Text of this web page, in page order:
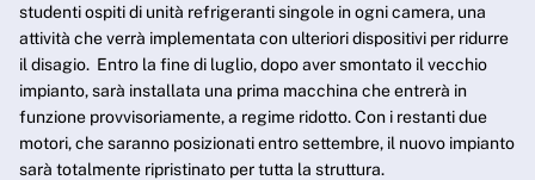
studenti ospiti di unità refrigeranti singole in ogni camera, una
attività che verrà implementata con ulteriori dispositivi per ridurre
il disagio. Entro la fine di luglio, dopo aver smontato il vecchio
impianto, sarà installata una prima macchina che entrerà in
funzione provvisoriamente, a regime ridotto. Con i restanti due
motori, che saranno posizionati entro settembre, il nuovo impianto
sarà totalmente ripristinato per tutta la struttura.